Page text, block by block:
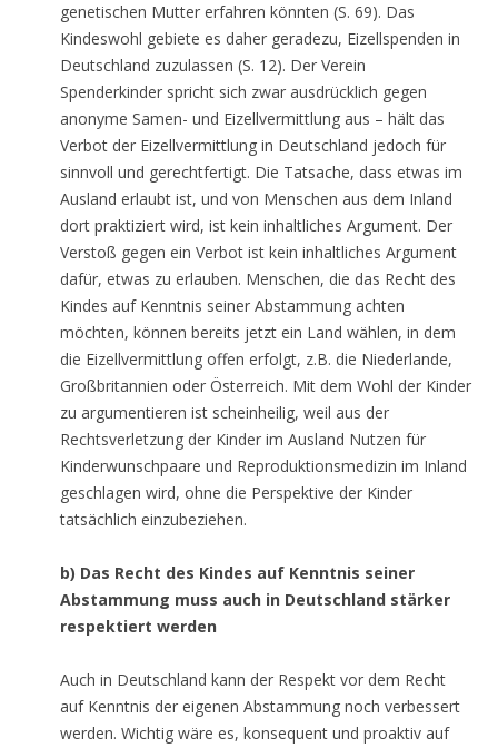
genetischen Mutter erfahren könnten (S. 69). Das
Kindeswohl gebiete es daher geradezu, Eizellspenden in
Deutschland zuzulassen (S. 12). Der Verein
Spenderkinder spricht sich zwar ausdrücklich gegen
anonyme Samen- und Eizellvermittlung aus – hält das
Verbot der Eizellvermittlung in Deutschland jedoch für
sinnvoll und gerechtfertigt. Die Tatsache, dass etwas im
Ausland erlaubt ist, und von Menschen aus dem Inland
dort praktiziert wird, ist kein inhaltliches Argument. Der
Verstoß gegen ein Verbot ist kein inhaltliches Argument
dafür, etwas zu erlauben. Menschen, die das Recht des
Kindes auf Kenntnis seiner Abstammung achten
möchten, können bereits jetzt ein Land wählen, in dem
die Eizellvermittlung offen erfolgt, z.B. die Niederlande,
Großbritannien oder Österreich. Mit dem Wohl der Kinder
zu argumentieren ist scheinheilig, weil aus der
Rechtsverletzung der Kinder im Ausland Nutzen für
Kinderwunschpaare und Reproduktionsmedizin im Inland
geschlagen wird, ohne die Perspektive der Kinder
tatsächlich einzubeziehen.
b) Das Recht des Kindes auf Kenntnis seiner
Abstammung muss auch in Deutschland stärker
respektiert werden
Auch in Deutschland kann der Respekt vor dem Recht
auf Kenntnis der eigenen Abstammung noch verbessert
werden. Wichtig wäre es, konsequent und proaktiv auf